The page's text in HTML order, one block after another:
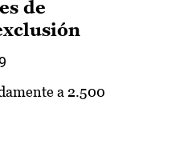
de
a 2.500